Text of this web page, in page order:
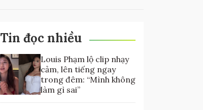
Tin đọc nhiều
Louis Phạm lộ clip nhạy
cảm, lên tiếng ngay
trong đêm: “Mình không
làm gì sai”